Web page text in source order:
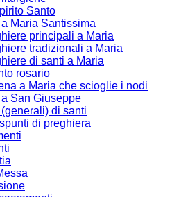
Santo
Maria Santissima
principali a Maria
tradizionali a Maria
di santi a Maria
rosario
a Maria che scioglie i nodi
San Giuseppe
di santi
di preghiera